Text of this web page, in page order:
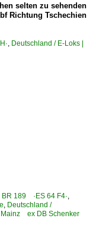
selten zu sehenden
Richtung Tschechien
, Deutschland / E-Loks |
189 ·ES 64 F4·,
, Deutschland /
Mainz ex DB Schenker